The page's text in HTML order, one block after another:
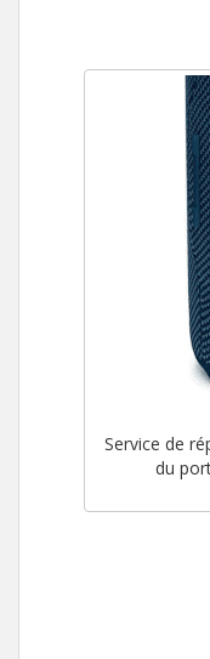
Service de
du